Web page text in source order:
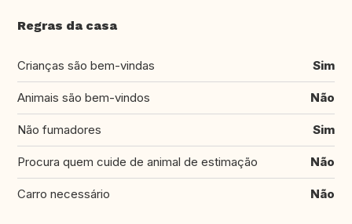
Regras da casa
Crianças são bem-vindas Sim
Animais são bem-vindos Não
Não fumadores Sim
Procura quem cuide de animal de estimação Não
Carro necessário Não